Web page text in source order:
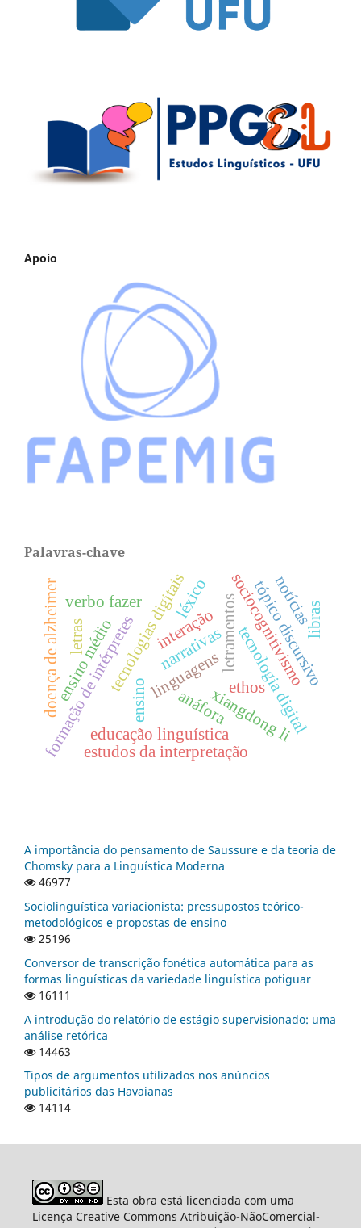
Apoio
Palavras-chave
linguagens
letramentos
ensino tecnologia digital
educação linguística
tecnologias digitais
xiangdong li
estudos da interpretação
formação de intérpretes
doença de alzheimer narrativas
interação sociocognitivismo
tópico discursivo
verbo fazer
anáfora
ensino médio ethos
léxico libras
notícias
letras
A importância do pensamento de Saussure e da teoria de
Chomsky para a Linguística Moderna
46977
Sociolinguística variacionista: pressupostos teórico-
metodológicos e propostas de ensino
25196
Conversor de transcrição fonética automática para as
formas linguísticas da variedade linguística potiguar
16111
A introdução do relatório de estágio supervisionado: uma
análise retórica
14463
Tipos de argumentos utilizados nos anúncios
publicitários das Havaianas
14114
Esta obra está licenciada com uma
Licença Creative Commons Atribuição-NãoComercial-